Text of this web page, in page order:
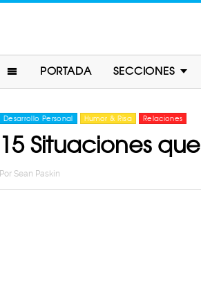
PORTADA SECCIONES
Desarrollo Personal Humor & Risa Relaciones
15 Situaciones
Por Sean Paskin